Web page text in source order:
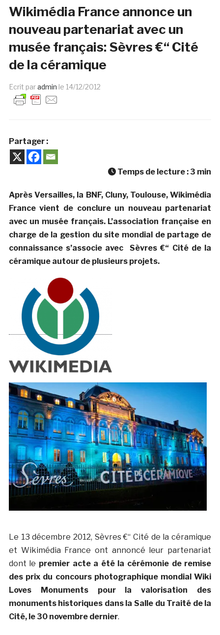
Wikimédia France annonce un
nouveau partenariat avec un
musée français: Sèvres €“ Cité
de la céramique
Ecrit paradmin le 14/12/2012
Partager :
Temps de lecture : 3 min
Après Versailles, la BNF, Cluny, Toulouse, Wikimédia
France vient de conclure un nouveau partenariat
avec un musée français. L’association française en
charge de la gestion du site mondial de partage de
connaissance s’associe avec Sèvres €“ Cité de la
céramique autour de plusieurs projets.
Le 13 décembre 2012, Sèvres €“ Cité de la céramique
et Wikimédia France ont annoncé leur partenariat
dont le premier acte a été la cérémonie de remise
des prix du concours photographique mondial Wiki
Loves Monuments pour la valorisation des
monuments historiques dans la Salle du Traité de la
Cité, le 30 novembre dernier.